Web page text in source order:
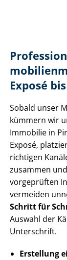
Exposé
Sobald unser
kümmern wir
Immobilie in
Exposé,
richtigen
zusammen
vorgeprüften
vermeiden
Schritt für
Auswahl der
Unterschrift.
Erstellung